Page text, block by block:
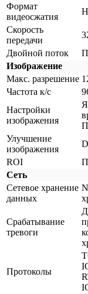
Формат
видеосжатия
Скорость
передачи
Двойной поток
Изображение
Макс. разрешение
Частота к/с
Настройки
изображения
Улучшение
изображения
ROI
Сеть
Сетевое хранение
данных
Срабатывание
тревоги
Протоколы